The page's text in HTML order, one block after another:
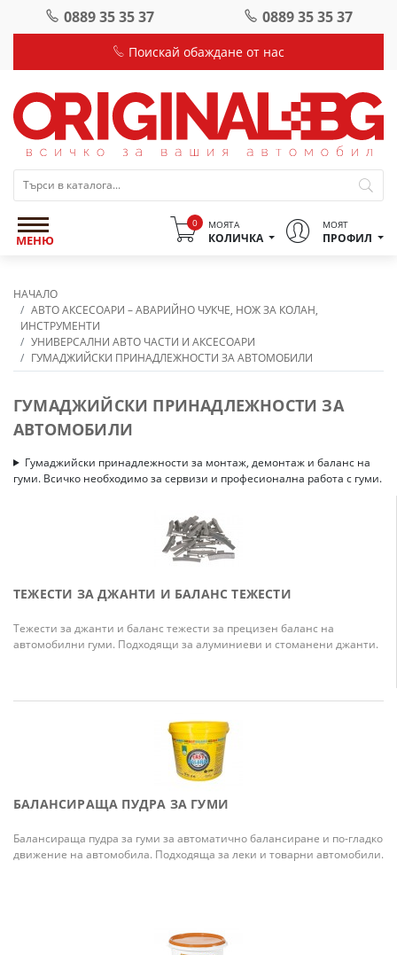
0889 35 35 37 0889 35 35 37
Поискай обаждане от нас
МЕНЮ
0 МОЯТА
КОЛИЧКА
МОЯТ
ПРОФИЛ
НАЧАЛО
АВТО АКСЕСОАРИ – АВАРИЙНО ЧУКЧЕ, НОЖ ЗА КОЛАН,
ИНСТРУМЕНТИ
УНИВЕРСАЛНИ АВТО ЧАСТИ И АКСЕСОАРИ
ГУМАДЖИЙСКИ ПРИНАДЛЕЖНОСТИ ЗА АВТОМОБИЛИ
ГУМАДЖИЙСКИ ПРИНАДЛЕЖНОСТИ ЗА
АВТОМОБИЛИ
Гумаджийски принадлежности за монтаж, демонтаж и баланс на
гуми. Всичко необходимо за сервизи и професионална работа с гуми.
ТЕЖЕСТИ ЗА ДЖАНТИ И БАЛАНС ТЕЖЕСТИ
Тежести за джанти и баланс тежести за прецизен баланс на
автомобилни гуми. Подходящи за алуминиеви и стоманени джанти.
БАЛАНСИРАЩА ПУДРА ЗА ГУМИ
Балансираща пудра за гуми за автоматично балансиране и по-гладко
движение на автомобила. Подходяща за леки и товарни автомобили.